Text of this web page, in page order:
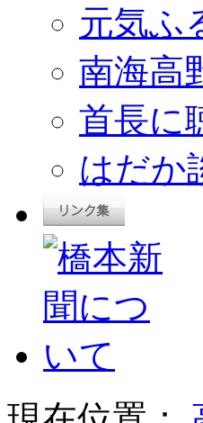
元気ふ
南海高
首長に
はだか